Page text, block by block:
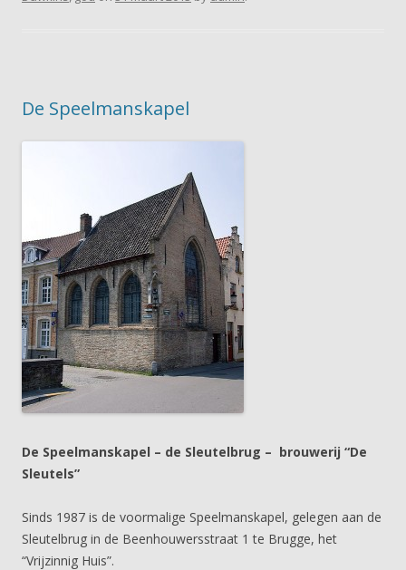
De Speelmanskapel
De Speelmanskapel – de Sleutelbrug – brouwerij “De
Sleutels”
Sinds 1987 is de voormalige Speelmanskapel, gelegen aan de
Sleutelbrug in de Beenhouwersstraat 1 te Brugge, het
“Vrijzinnig Huis”.